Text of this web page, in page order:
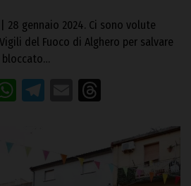
| 28 gennaio 2024. Ci sono volute
del Fuoco di Alghero per salvare
bloccato…
WhatsApp
Telegram
Email